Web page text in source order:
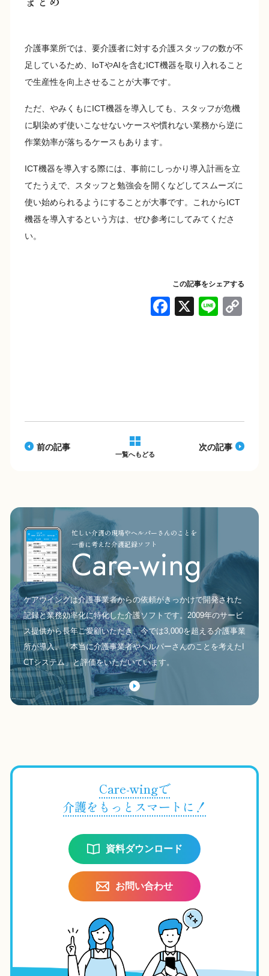
介護事業所では、要介護者に対する介護スタッフの数が不
足しているため、IoTやAIを含むICT機器を取り入れること
で生産性を向上させることが大事です。
ただ、やみくもにICT機器を導入しても、スタッフが危機
に馴染めず使いこなせないケースや慣れない業務から逆に
作業効率が落ちるケースもあります。
ICT機器を導入する際には、事前にしっかり導入計画を立
てたうえで、スタッフと勉強会を開くなどしてスムーズに
使い始められるようにすることが大事です。これからICT
機器を導入するという方は、ぜひ参考にしてみてくださ
い。
この記事をシェアする
F
o
X Li
前の記事
一覧へもどる
次の記事
Care-wing
忙しい介護の現場やヘルパーさんのことを
一番に考えた介護記録ソフト
ケアウイングは介護事業者からの依頼がきっかけで開発された
記録と業務効率化に特化した介護ソフトです。2009年のサービ
ス提供から長年ご愛顧いただき、今では3,000を超える介護事業
所が導入。「本当に介護事業者やヘルパーさんのことを考えたI
CTシステム」と評価をいただいています。
Care-wingで
介護をもっとスマートに！
資料ダウンロード
お問い合わせ